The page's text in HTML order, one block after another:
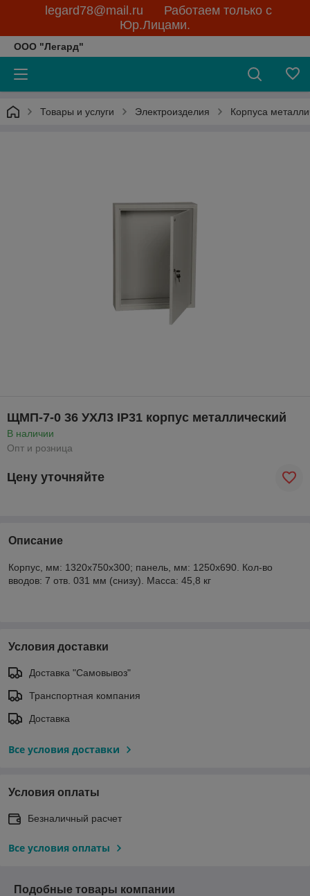
legard78@mail.ru Работаем только с
Юр.Лицами.
ООО "Легард"
Товары и услуги Электроизделия Корпуса
ЩМП-7-0 36 УХЛ3 IP31 корпус металлический
В наличии
Опт и розница
Цену уточняйте
Описание
Корпус, мм: 1320x750x300; панель, мм: 1250x690. Кол-во
вводов: 7 отв. 031 мм (снизу). Масса: 45,8 кг
Условия доставки
Доставка "Самовывоз"
Транспортная компания
Доставка
Все условия доставки
Условия оплаты
Безналичный расчет
Все условия оплаты
Подобные товары компании